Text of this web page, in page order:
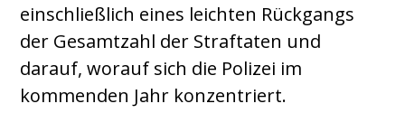
einschließlich eines leichten Rückgangs
der Gesamtzahl der Straftaten und
darauf, worauf sich die Polizei im
kommenden Jahr konzentriert.